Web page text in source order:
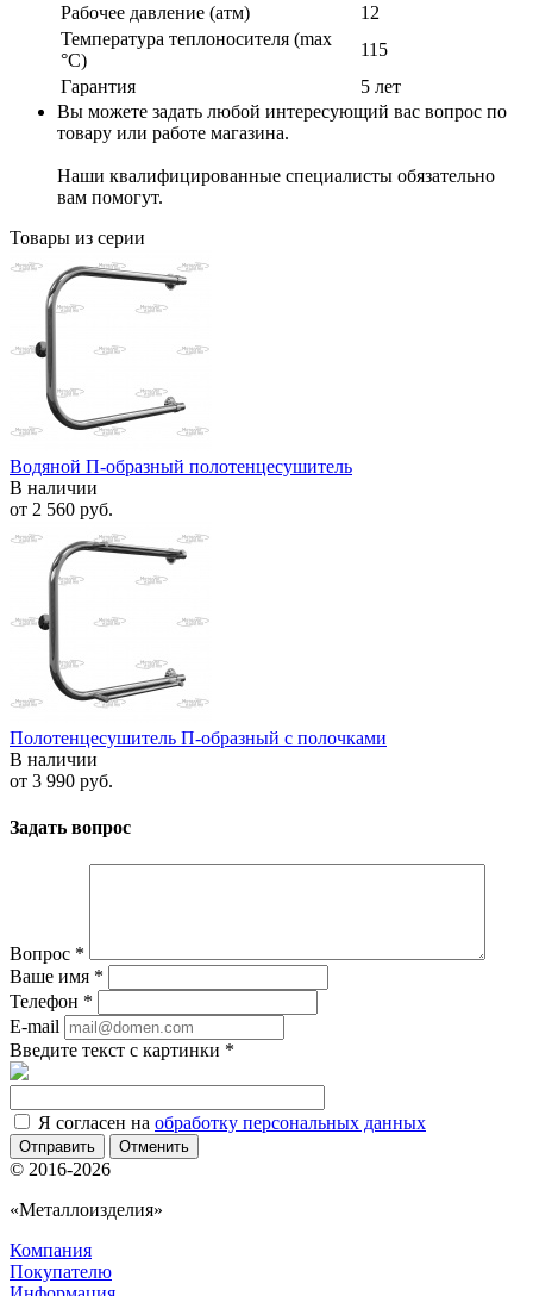
Рабочее давление (атм)
12
Температура теплоносителя (max
°C)
115
Гарантия
5 лет
Вы можете задать любой интересующий вас вопрос по
товару или работе магазина.
Наши квалифицированные специалисты обязательно
вам помогут.
Товары из серии
Водяной П-образный полотенцесушитель
В наличии
от 2 560 руб.
Полотенцесушитель П-образный с полочками
В наличии
от 3 990 руб.
Задать вопрос
Вопрос *
Ваше имя *
Телефон *
E-mail
Введите текст с картинки *
Я согласен на обработку персональных данных
Отменить
© 2016-2026
«Металлоизделия»
Компания
Покупателю